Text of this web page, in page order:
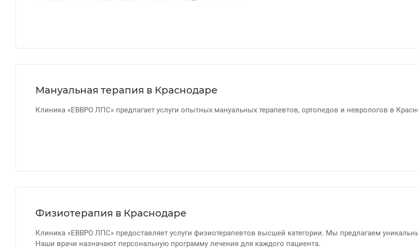
Мануальная терапия в Краснодаре
Клиника «ЕВВРО ЛПС» предлагает услуги опытных мануальных терапевтов, ортопедов и неврологов в
Физиотерапия в Краснодаре
Клиника «ЕВВРО ЛПС» предоставляет услуги физиотерапевтов высшей категории. Мы предлагаем
Наши врачи назначают персональную программу лечения для каждого пациента.